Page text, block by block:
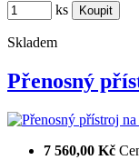
ks
Skladem
Přenosný
7 560,00 Kč